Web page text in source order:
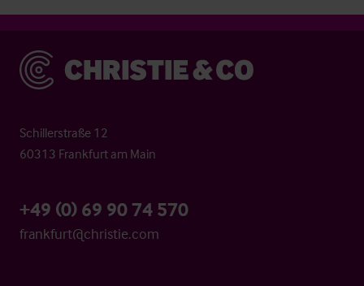
Christie & Co
Schillerstraße 12
60313 Frankfurt am Main
+49 (0) 69 90 74 570
frankfurt@christie.com